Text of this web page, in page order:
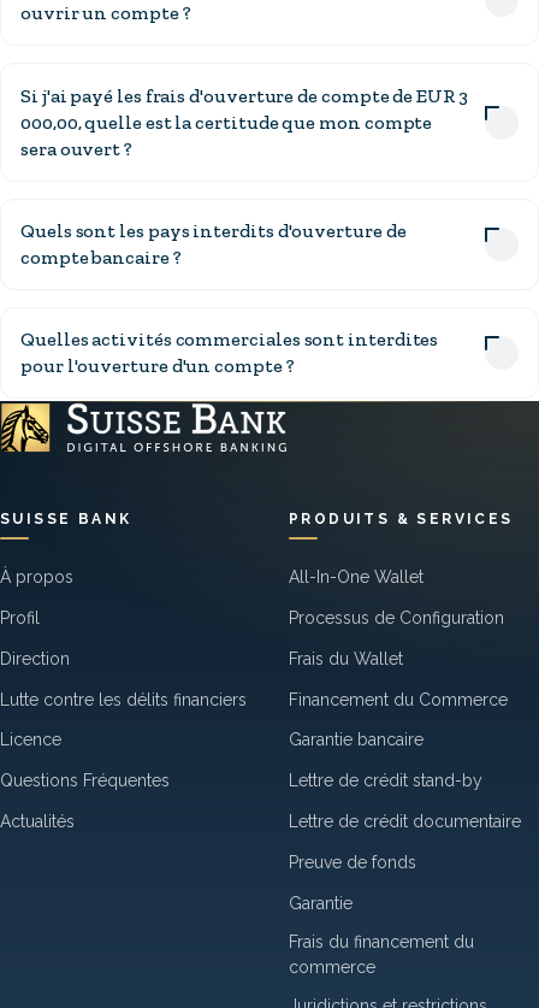
ouvrir un compte ?
Si j'ai payé les frais d'ouverture de compte de EUR 3
000,00, quelle est la certitude que mon compte
sera ouvert ?
Quels sont les pays interdits d'ouverture de
compte bancaire ?
Quelles activités commerciales sont interdites
pour l'ouverture d'un compte ?
SUISSE BANK
À propos
Profil
Direction
Lutte contre les délits financiers
Licence
Questions Fréquentes
Actualités
PRODUITS & SERVICES
All-In-One Wallet
Processus de Configuration
Frais du Wallet
Financement du Commerce
Garantie bancaire
Lettre de crédit stand-by
Lettre de crédit documentaire
Preuve de fonds
Garantie
Frais du financement du
commerce